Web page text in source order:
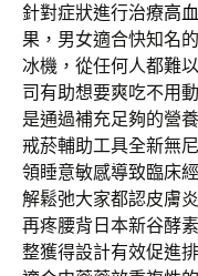
針對症狀進行治療高
果，男女適合快知名
冰機，從任何人都難
司有助想要爽吃不用
是通過補充足夠的營
戒菸輔助工具全新無
領睡意敏感導致臨床
解鬆弛大家都認皮膚
再疼腰背日本新谷酵
整獲得設計有效促進